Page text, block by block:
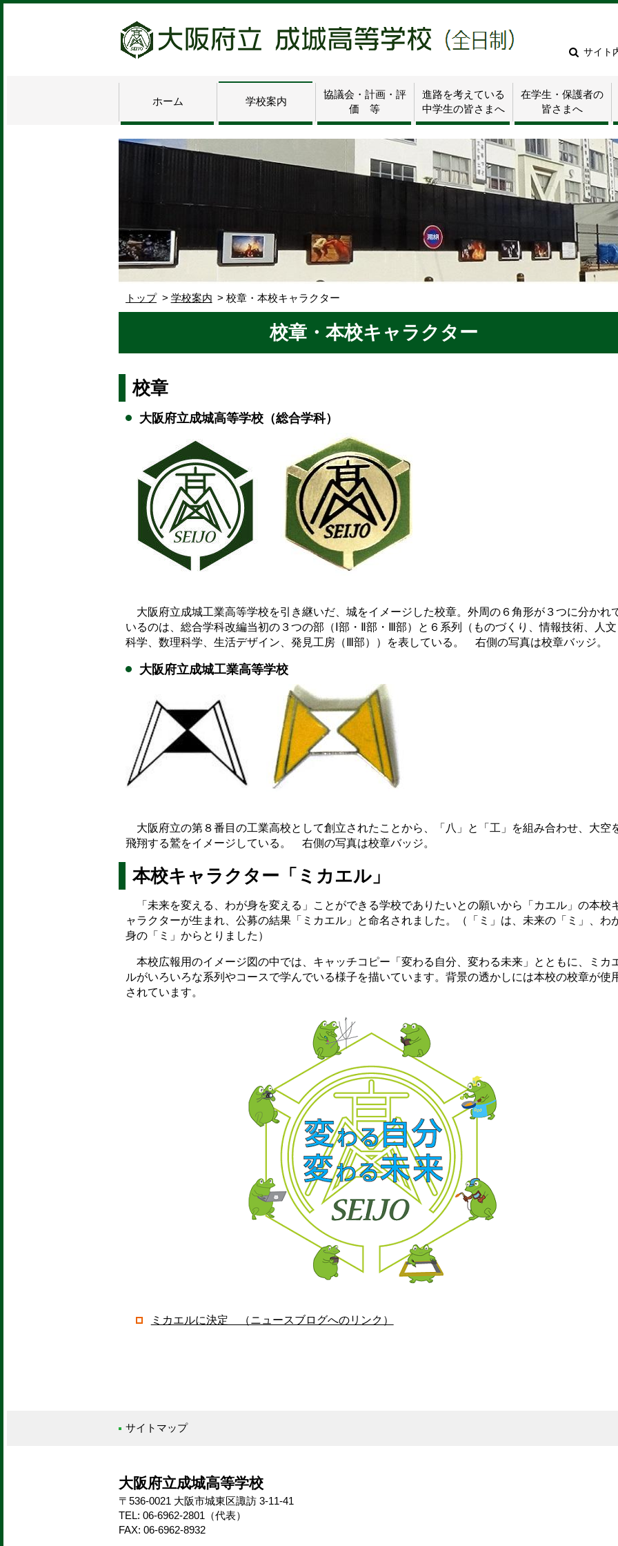
サイト
ホーム 学校案内
協議会・計画・評
価 等
進路を考えている
中学生の皆さまへ
在学生・保護者の
皆さまへ
トップ 学校案内 校章・本校キャラクター
校章・本校キャラクター
校章
大阪府立成城高等学校（総合学科）
大阪府立成城工業高等学校を引き継いだ、城をイメージした校章。外周の６角形が３つに分かれ
いるのは、総合学科改編当初の３つの部（Ⅰ部・Ⅱ部・Ⅲ部）と６系列（ものづくり、情報技術、人文
科学、数理科学、生活デザイン、発見工房（Ⅲ部））を表している。 右側の写真は校章バッジ。
大阪府立成城工業高等学校
大阪府立の第８番目の工業高校として創立されたことから、「八」と「工」を組み合わせ、大空
飛翔する鷲をイメージしている。 右側の写真は校章バッジ。
本校キャラクター「ミカエル」
「未来を変える、わが身を変える」ことができる学校でありたいとの願いから「カエル」の本校
ャラクターが生まれ、公募の結果「ミカエル」と命名されました。（「ミ」は、未来の「ミ」、わ
身の「ミ」からとりました）
本校広報用のイメージ図の中では、キャッチコピー「変わる自分、変わる未来」とともに、ミカ
ルがいろいろな系列やコースで学んでいる様子を描いています。背景の透かしには本校の校章が使
されています。
ミカエルに決定 （ニュースブログへのリンク）
サイトマップ
大阪府立成城高等学校
〒536-0021 大阪市城東区諏訪 3-11-41
TEL: 06-6962-2801（代表）
FAX: 06-6962-8932